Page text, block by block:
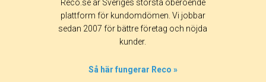
Reco.se är Sveriges största oberoende
plattform för kundomdömen. Vi jobbar
sedan 2007 för bättre företag och nöjda
kunder.
Så här fungerar Reco »